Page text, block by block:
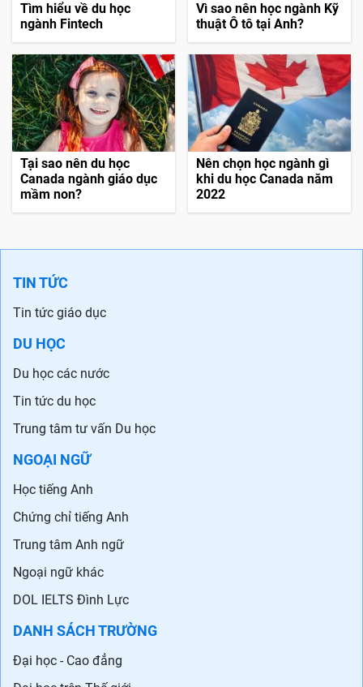
Tìm hiểu về du học
ngành Fintech
Vì sao nên học ngành Kỹ
thuật Ô tô tại Anh?
Tại sao nên du học
Canada ngành giáo dục
mầm non?
Nên chọn học ngành gì
khi du học Canada năm
2022
TIN TỨC
Tin tức giáo dục
DU HỌC
Du học các nước
Tin tức du học
Trung tâm tư vấn Du học
NGOẠI NGỮ
Học tiếng Anh
Chứng chỉ tiếng Anh
Trung tâm Anh ngữ
Ngoại ngữ khác
DOL IELTS Đình Lực
DANH SÁCH TRƯỜNG
Đại học - Cao đẳng